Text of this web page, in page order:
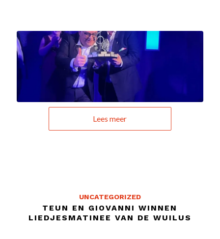
Lees meer
UNCATEGORIZED
TEUN EN GIOVANNI WINNEN
LIEDJESMATINEE VAN DE WUILUS